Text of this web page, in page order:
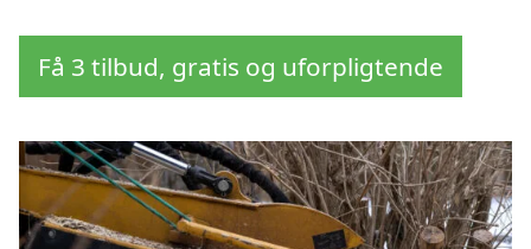
Få 3 tilbud, gratis og uforpligtende